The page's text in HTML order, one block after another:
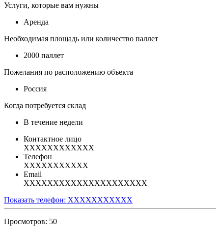
Услуги, которые вам нужны
Аренда
Необходимая площадь или количество паллет
2000 паллет
Пожелания по расположению объекта
Россия
Когда потребуется склад
В течение недели
Контактное лицо
XXXXXXXXXXXX
Телефон
XXXXXXXXXXX
Email
XXXXXXXXXXXXXXXXXXXXX
Показать телефон: XXXXXXXXXXX
Просмотров: 50